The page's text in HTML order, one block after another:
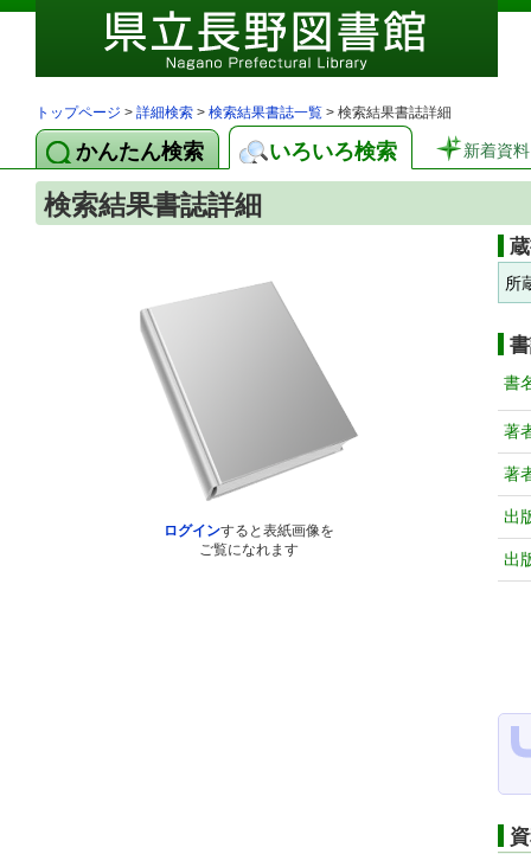
トップページ > 詳細検索 > 検索結果書誌一覧 > 検索結果書誌詳細
かんたん検索 いろいろ検索 新着資料
検索結果書誌詳細
ログインすると表紙画像を
ご覧になれます
所
書
著
著
出
出